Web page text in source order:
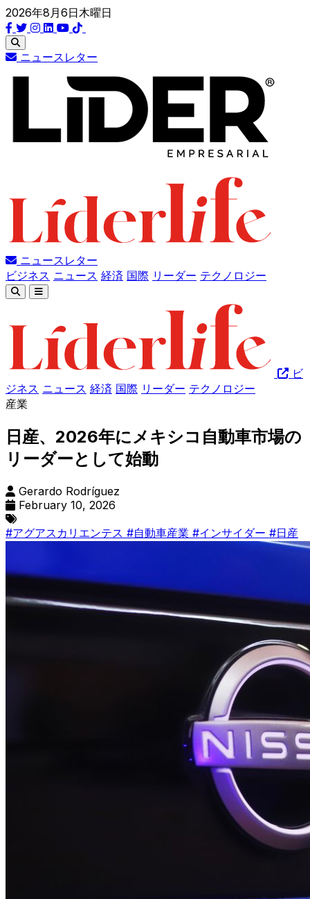
2026年8月6日木曜日
ニュースレター
ニュースレター
ビジネス ニュース 経済 国際 リーダー テクノロジー
ビ
ジネス ニュース 経済 国際 リーダー テクノロジー
産業
日産、2026年にメキシコ自動車市場の
リーダーとして始動
Gerardo Rodríguez
February 10, 2026
#アグアスカリエンテス #自動車産業 #インサイダー #日産